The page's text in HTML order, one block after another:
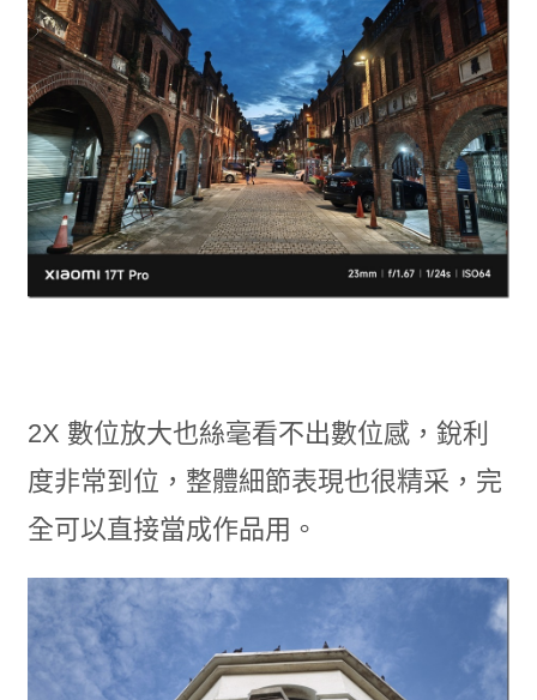
2X 數位放大也絲毫看不出數位感，銳利
度非常到位，整體細節表現也很精采，完
全可以直接當成作品用。